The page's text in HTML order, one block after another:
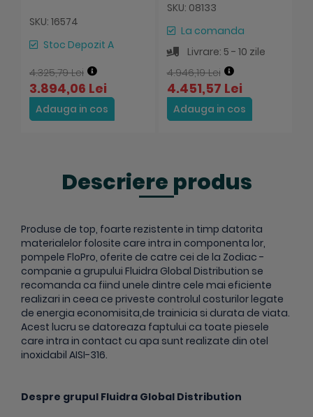
SKU: 16574
Stoc Depozit A
4.325,79 Lei
3.894,06 Lei
Adauga in cos
SKU: 08133
La comanda
Livrare: 5 - 10 zile
4.946,19 Lei
4.451,57 Lei
Adauga in cos
Descriere produs
Produse de top, foarte rezistente in timp datorita
materialelor folosite care intra in componenta lor,
pompele FloPro, oferite de catre cei de la Zodiac -
companie a grupului Fluidra Global Distribution se
recomanda ca fiind unele dintre cele mai eficiente
realizari in ceea ce priveste controlul costurilor legate
de energia economisita,de trainicia si durata de viata.
Acest lucru se datoreaza faptului ca toate piesele
care intra in contact cu apa sunt realizate din otel
inoxidabil AISI-316.
Despre grupul Fluidra Global Distribution